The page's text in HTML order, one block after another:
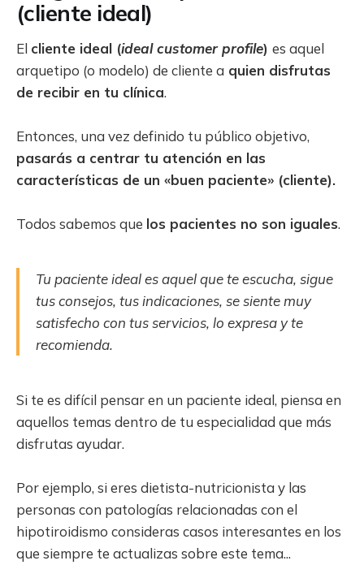
(cliente ideal)
El cliente ideal (ideal customer profile) es aquel
arquetipo (o modelo) de cliente a quien disfrutas
de recibir en tu clínica.
Entonces, una vez definido tu público objetivo,
pasarás a centrar tu atención en las
características de un «buen paciente» (cliente).
Todos sabemos que los pacientes no son iguales.
Tu paciente ideal es aquel que te escucha, sigue
tus consejos, tus indicaciones, se siente muy
satisfecho con tus servicios, lo expresa y te
recomienda.
Si te es difícil pensar en un paciente ideal, piensa en
aquellos temas dentro de tu especialidad que más
disfrutas ayudar.
Por ejemplo, si eres dietista-nutricionista y las
personas con patologías relacionadas con el
hipotiroidismo consideras casos interesantes en los
que siempre te actualizas sobre este tema...